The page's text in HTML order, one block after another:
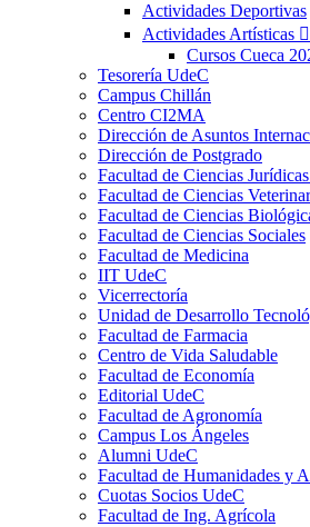
Actividades Deportivas
Actividades Artísticas 
Cursos Cueca
Tesorería UdeC
Campus Chillán
Centro CI2MA
Dirección de Asuntos
Dirección de Postgrado
Facultad de Ciencias
Facultad de Ciencias
Facultad de Ciencias
Facultad de Ciencias Sociales
Facultad de Medicina
IIT UdeC
Vicerrectoría
Unidad de Desarrollo
Facultad de Farmacia
Centro de Vida Saludable
Facultad de Economía
Editorial UdeC
Facultad de Agronomía
Campus Los Ángeles
Alumni UdeC
Facultad de Humanidades y
Cuotas Socios UdeC
Facultad de Ing. Agrícola